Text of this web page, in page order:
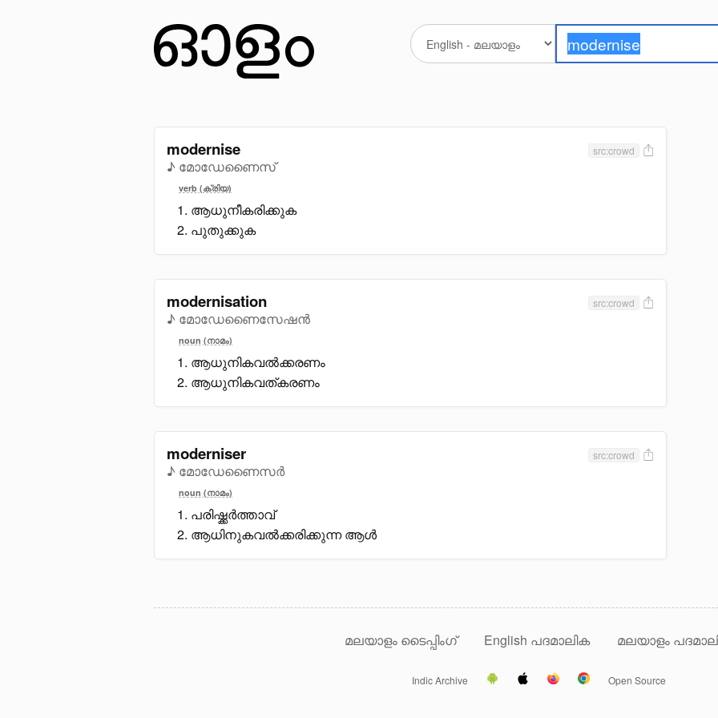
modernise
♪ മോഡേണൈസ്
src:crowd
verb (ക്രിയ)
ആധുനീകരിക്കുക
പുതുക്കുക
modernisation
♪ മോഡേണൈസേഷൻ
src:crowd
noun (നാമം)
ആധുനികവൽക്കരണം
ആധുനികവത്കരണം
moderniser
♪ മോഡേണൈസർ
src:crowd
noun (നാമം)
പരിഷ്ക്കർത്താവ്
ആധിനുകവൽക്കരിക്കുന്ന ആൾ
മലയാളം ടൈപ്പിംഗ് English പദമാലിക മലയാളം
Indic Archive Open Source